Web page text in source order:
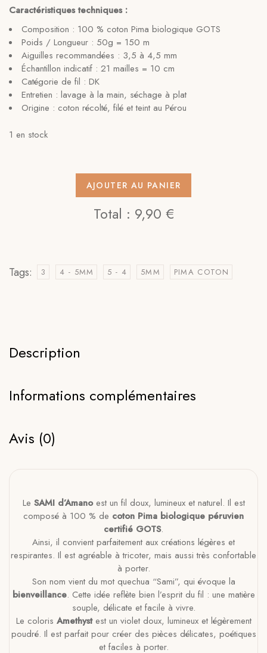
Caractéristiques techniques :
Composition : 100 % coton Pima biologique GOTS
Poids / Longueur : 50g = 150 m
Aiguilles recommandées : 3,5 à 4,5 mm
Échantillon indicatif : 21 mailles = 10 cm
Catégorie de fil : DK
Entretien : lavage à la main, séchage à plat
Origine : coton récolté, filé et teint au Pérou
1 en stock
AJOUTER AU PANIER
Total : 9,90 €
Tags: 3 4 - 5MM 5 - 4 5MM PIMA COTON
Description
Informations complémentaires
Avis (0)
Le SAMI d’Amanoest un fil doux, lumineux et naturel. Il est
composé à 100 % de coton Pima biologique péruvien
certifié GOTS.
Ainsi, il convient parfaitement aux créations légères et
respirantes. Il est agréable à tricoter, mais aussi très confortable
à porter.
Son nom vient du mot quechua “Sami”, qui évoque la
bienveillance. Cette idée reflète bien l’esprit du fil : une matière
souple, délicate et facile à vivre.
Le coloris Amethystest un violet doux, lumineux et légèrement
poudré. Il est parfait pour créer des pièces délicates, poétiques
et faciles à porter.